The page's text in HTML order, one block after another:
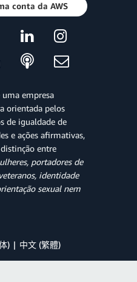
conta da AWS
empresa
orientada pelos
de igualdade de
e ações afirmativas,
entre
portadores de
identidade
sexual nem
) 中文 (繁體)